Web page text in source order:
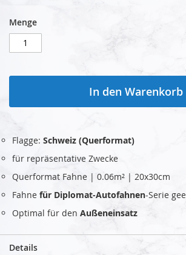
Menge
In den Warenkorb
Flagge: Schweiz (Querformat)
für repräsentative Zwecke
Querformat Fahne | 0.06m² | 20x30cm
Fahne für Diplomat-Autofahnen-Serie
Optimal für den Außeneinsatz
Details